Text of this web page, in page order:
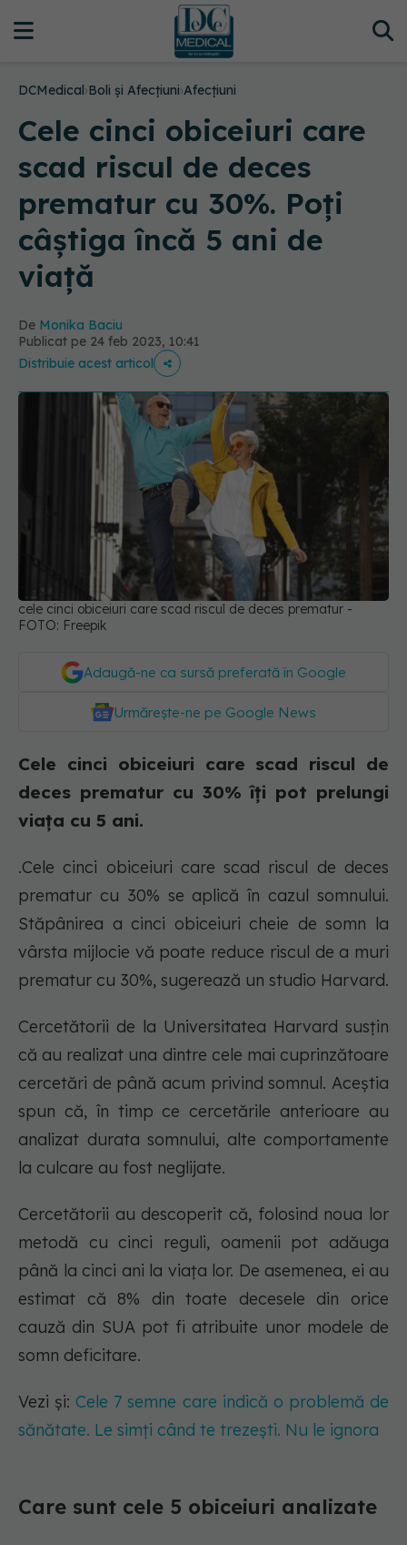
DCMedical›Boli și Afecțiuni›Afecțiuni
Cele cinci obiceiuri care
scad riscul de deces
prematur cu 30%. Poți
câștiga încă 5 ani de
viață
De Monika Baciu
Publicat pe 24 feb 2023, 10:41
Distribuie acest articol
cele cinci obiceiuri care scad riscul de deces prematur -
FOTO: Freepik
Adaugă-ne ca sursă preferată în Google
Urmărește-ne pe Google News
Cele cinci obiceiuri care scad riscul de
deces prematur cu 30% îți pot prelungi
viața cu 5 ani.
.Cele cinci obiceiuri care scad riscul de deces
prematur cu 30% se aplică în cazul somnului.
Stăpânirea a cinci obiceiuri cheie de somn la
vârsta mijlocie vă poate reduce riscul de a muri
prematur cu 30%, sugerează un studio Harvard.
Cercetătorii de la Universitatea Harvard susțin
că au realizat una dintre cele mai cuprinzătoare
cercetări de până acum privind somnul. Aceștia
spun că, în timp ce cercetările anterioare au
analizat durata somnului, alte comportamente
la culcare au fost neglijate.
Cercetătorii au descoperit că, folosind noua lor
metodă cu cinci reguli, oamenii pot adăuga
până la cinci ani la viața lor. De asemenea, ei au
estimat că 8% din toate decesele din orice
cauză din SUA pot fi atribuite unor modele de
somn deficitare.
Vezi și:Cele 7 semne care indică o problemă de
sănătate. Le simți când te trezești. Nu le ignora
Care sunt cele 5 obiceiuri analizate